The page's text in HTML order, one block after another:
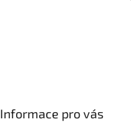
Informace pro vás